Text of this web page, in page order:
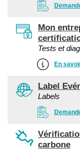
Mon
Tests et
En
Label
Labels
carbone